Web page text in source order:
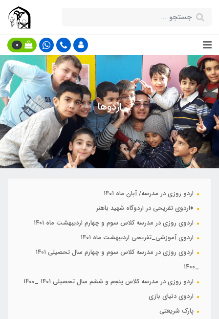
0
اردوها
اردو روزی در مدرسه/ آبان ماه ۱۴۰۱
♦️اردوی تفریحی در اردوگاه شهید باهنر
اردوی روزی در مدرسه کلاس سوم و چهارم اردیبهشت ماه ۱۴۰۱
اردوی آموزشی_تفریحی اردیبهشت ماه ۱۴۰۱
اردوی روزی در مدرسه کلاس سوم و چهارم سال تحصیلی ۱۴۰۱
_۱۴۰۰
اردو روزی در مدرسه کلاس پنجم و ششم سال تحصیلی ۱۴۰۱ _۱۴۰۰
اردوی دنیای بازی
پارک شریعتی